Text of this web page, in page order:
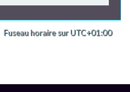
Fuseau horaire surUTC+01:00